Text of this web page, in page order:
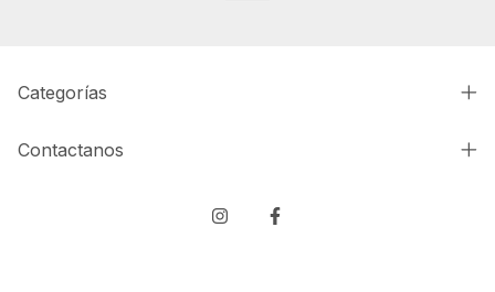
Categorías
Contactanos